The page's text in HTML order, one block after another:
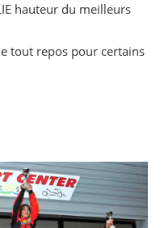
hauteur du meilleurs
tout repos pour certains